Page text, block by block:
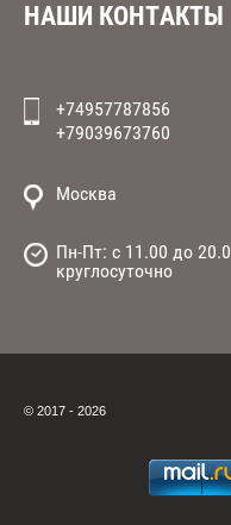
НАШИ КОНТАКТЫ
+74957787856
+79039673760
Москва
Пн-Пт: с 11.00 до
круглосуточно
© 2017 - 2026